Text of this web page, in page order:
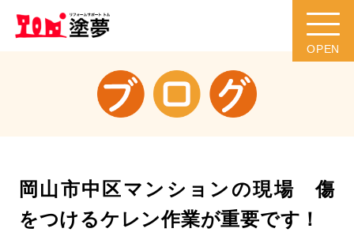
岡山市中区マンションの現場 傷
をつけるケレン作業が重要です！